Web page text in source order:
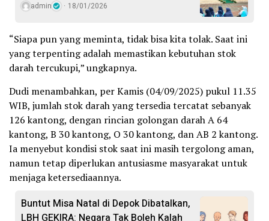
admin 18/01/2026
“Siapa pun yang meminta, tidak bisa kita tolak. Saat ini
yang terpenting adalah memastikan kebutuhan stok
darah tercukupi,” ungkapnya.
Dudi menambahkan, per Kamis (04/09/2025) pukul 11.35
WIB, jumlah stok darah yang tersedia tercatat sebanyak
126 kantong, dengan rincian golongan darah A 64
kantong, B 30 kantong, O 30 kantong, dan AB 2 kantong.
Ia menyebut kondisi stok saat ini masih tergolong aman,
namun tetap diperlukan antusiasme masyarakat untuk
menjaga ketersediaannya.
Buntut Misa Natal di Depok Dibatalkan,